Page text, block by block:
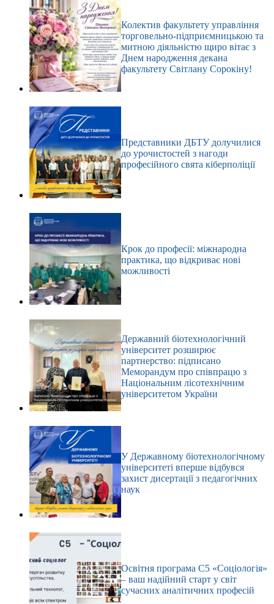
Колектив факультету управління
торговельно-підприємницькою та
митною діяльністю щиро вітає з
Днем народження декана
факультету Світлану Сорокіну!
Представники ДБТУ долучилися
до урочистостей з нагоди
професійного свята кіберполіції
Крок до професії: міжнародна
практика, що відкриває нові
можливості
Державний біотехнологічний
університет розширює
партнерство: підписано
Меморандум про співпрацю з
Національним лісотехнічним
університетом України
У Державному біотехнологічному
університеті вперше відбувся
захист дисертації з педагогічних
наук
Освітня програма С5 «Соціологія»
– ваш надійний старт у світ
сучасних аналітичних професій